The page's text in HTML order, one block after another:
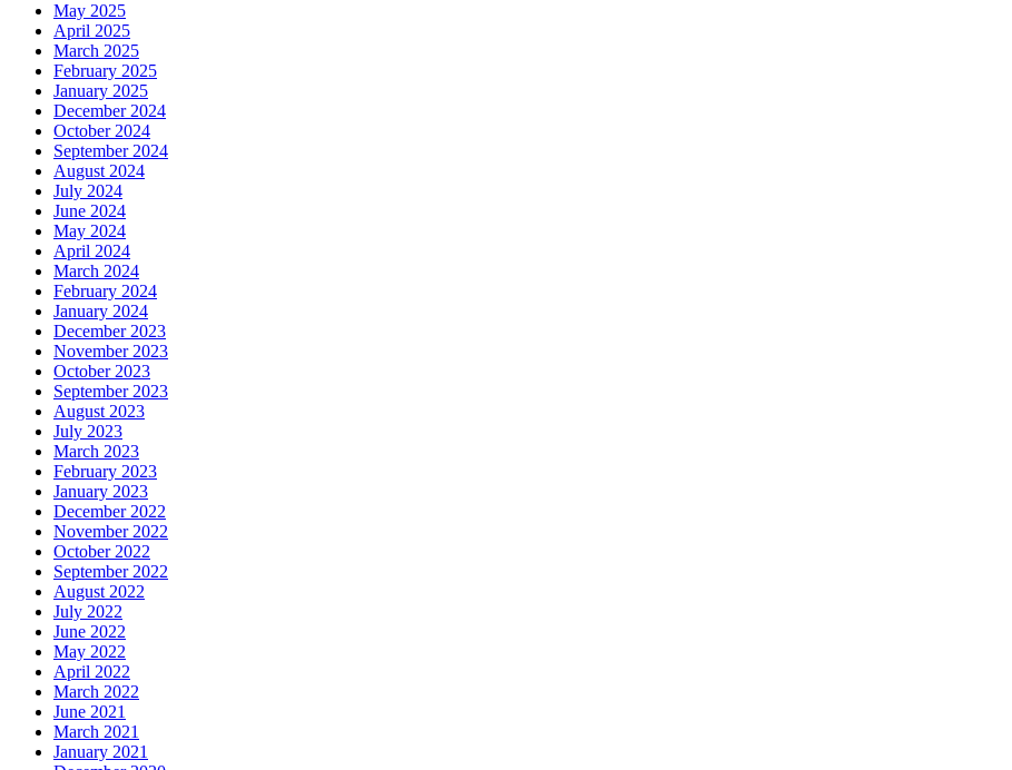
May 2025
April 2025
March 2025
February 2025
January 2025
December 2024
October 2024
September 2024
August 2024
July 2024
June 2024
May 2024
April 2024
March 2024
February 2024
January 2024
December 2023
November 2023
October 2023
September 2023
August 2023
July 2023
March 2023
February 2023
January 2023
December 2022
November 2022
October 2022
September 2022
August 2022
July 2022
June 2022
May 2022
April 2022
March 2022
June 2021
March 2021
January 2021